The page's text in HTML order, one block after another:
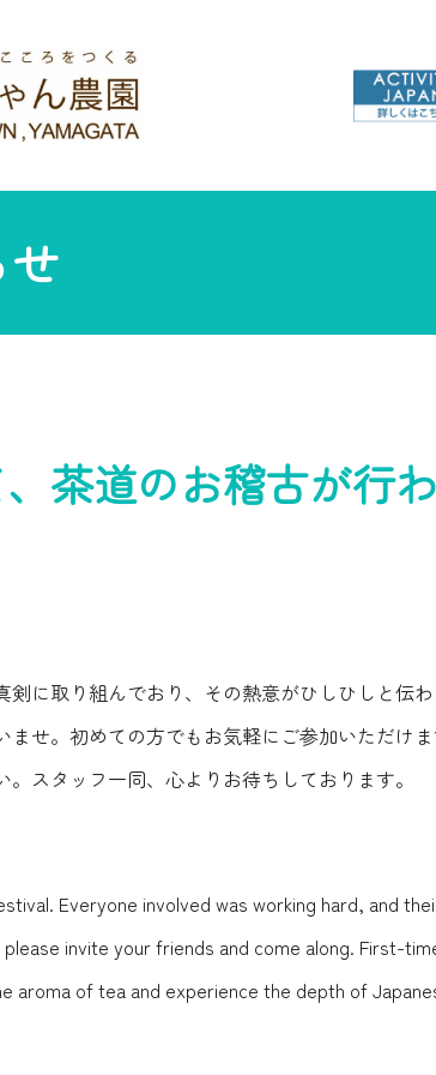
茶道のお稽古が行
に取り組んでおり、その熱意がひしひしと伝わ
せ。初めての方でもお気軽にご参加いただけま
スタッフ一同、心よりお待ちしております。
Everyone involved was working hard, and
invite your friends and come along. First-
aroma of tea and experience the depth of